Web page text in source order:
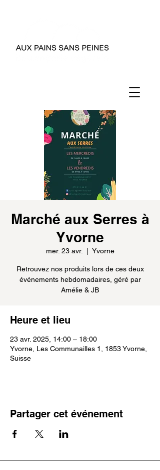
Marché aux Serres à
Yvorne
mer. 23 avr. Yvorne
Retrouvez nos produits lors de ces deux
événements hebdomadaires, géré par
Amélie & JB
Heure et lieu
23 avr. 2025, 14:00 – 18:00
Yvorne, Les Communailles 1, 1853 Yvorne,
Suisse
Partager cet événement